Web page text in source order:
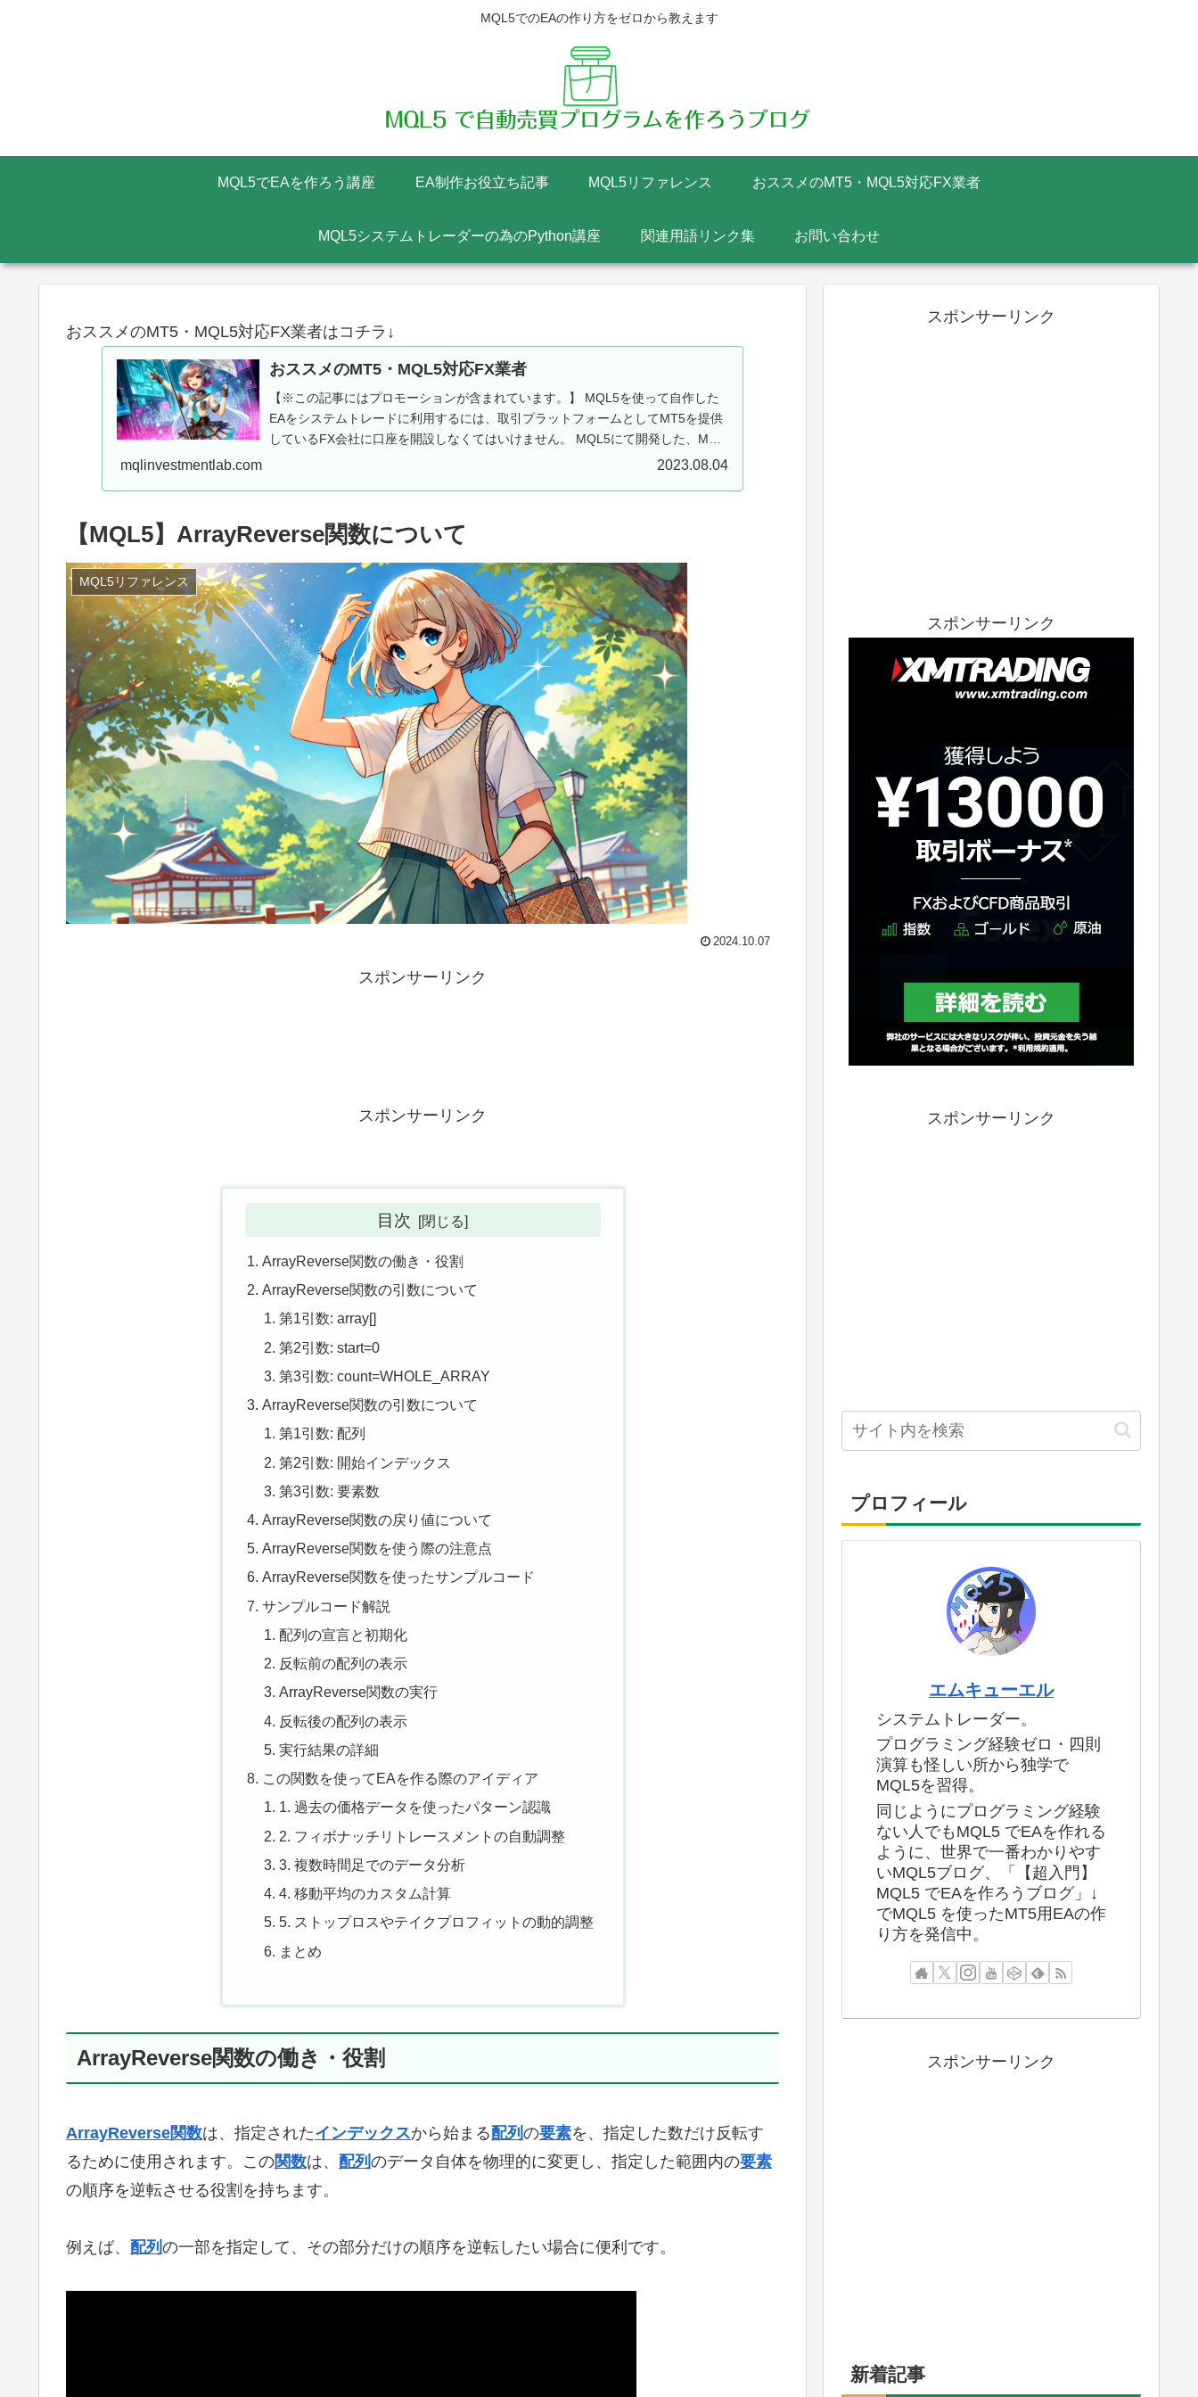
MQL5でのEAの作り方をゼロから教えます
MQL5でEAを作ろう講座 EA制作お役立ち記事 MQL5リファレンス おススメのMT5・MQL5対応FX業者
MQL5システムトレーダーの為のPython講座 関連用語リンク集 お問い合わせ
おススメのMT5・MQL5対応FX業者はコチラ↓
おススメのMT5・MQL5対応FX業者
【※この記事にはプロモーションが含まれています。】 MQL5を使って自作した
EAをシステムトレードに利用するには、取引プラットフォームとしてMT5を提供
しているFX会社に口座を開設しなくてはいけません。 MQL5にて開発した、MT5
mqlinvestmentlab.com 2023.08.04
【MQL5】ArrayReverse関数について
MQL5リファレンス
2024.10.07
スポンサーリンク
スポンサーリンク
目次
ArrayReverse関数の働き・役割
ArrayReverse関数の引数について
第1引数: array[]
第2引数: start=0
第3引数: count=WHOLE_ARRAY
ArrayReverse関数の引数について
第1引数: 配列
第2引数: 開始インデックス
第3引数: 要素数
ArrayReverse関数の戻り値について
ArrayReverse関数を使う際の注意点
ArrayReverse関数を使ったサンプルコード
サンプルコード解説
配列の宣言と初期化
反転前の配列の表示
ArrayReverse関数の実行
反転後の配列の表示
実行結果の詳細
この関数を使ってEAを作る際のアイディア
1. 過去の価格データを使ったパターン認識
2. フィボナッチリトレースメントの自動調整
3. 複数時間足でのデータ分析
4. 移動平均のカスタム計算
5. ストップロスやテイクプロフィットの動的調整
まとめ
ArrayReverse関数の働き・役割
ArrayReverse関数は、指定されたインデックスから始まる配列 の要素を、指定した数だけ反転す
るために使用されます。この関数は、 配列 のデータ自体を物理的に変更し、指定した範囲内の要素
の順序を逆転させる役割を持ちます。
例えば、 配列 の一部を指定して、その部分だけの順序を逆転したい場合に便利です。
スポンサーリンク
スポンサーリンク
スポンサーリンク
プロフィール
エムキューエル
システムトレーダー。
プログラミング経験ゼロ・四則
演算も怪しい所から独学で
MQL5を習得。
同じようにプログラミング経験
ない人でもMQL5 でEAを作れる
ように、世界で一番わかりやす
いMQL5ブログ、「【超入門】
MQL5 でEAを作ろうブログ」↓
でMQL5 を使ったMT5用EAの作
り方を発信中。
スポンサーリンク
新着記事